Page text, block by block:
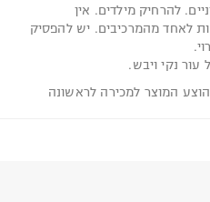
להרחיק מילדים. אין
לאחד מהמרכיבים. יש להפסיק
עור נקי ויבש.
המוצר למכירה לראשונה